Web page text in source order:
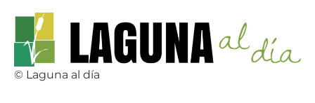
© Laguna al día